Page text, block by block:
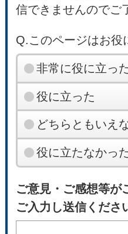
信できませんのでご
Q.このページはお役
非常に役に立っ
役に立った
どちらともいえ
役に立たなかっ
ご意見・ご感想等が
ご入力し送信くださ